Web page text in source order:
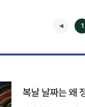
1
복날 날짜는 왜